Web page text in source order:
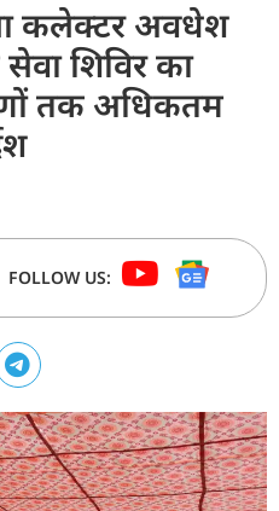
कलेक्टर अवधेश
सेवा शिविर का
तक अधिकतम
FOLLOW US: